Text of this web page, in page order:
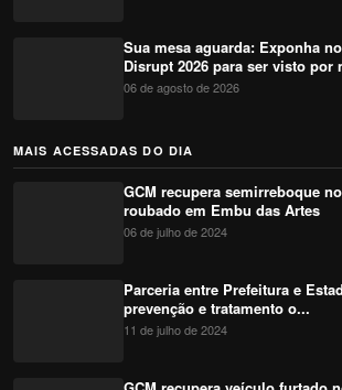
Sua mesa aguarda: Exponha
Disrupt 2026 para ser visto por
06 de agosto de 2026
MAIS ACESSADAS DO DIA
GCM recupera semirreboque
roubado em Embu das Artes
06 de julho de 2024
Parceria entre Prefeitura e
prevenção e tratamento o...
11 de julho de 2024